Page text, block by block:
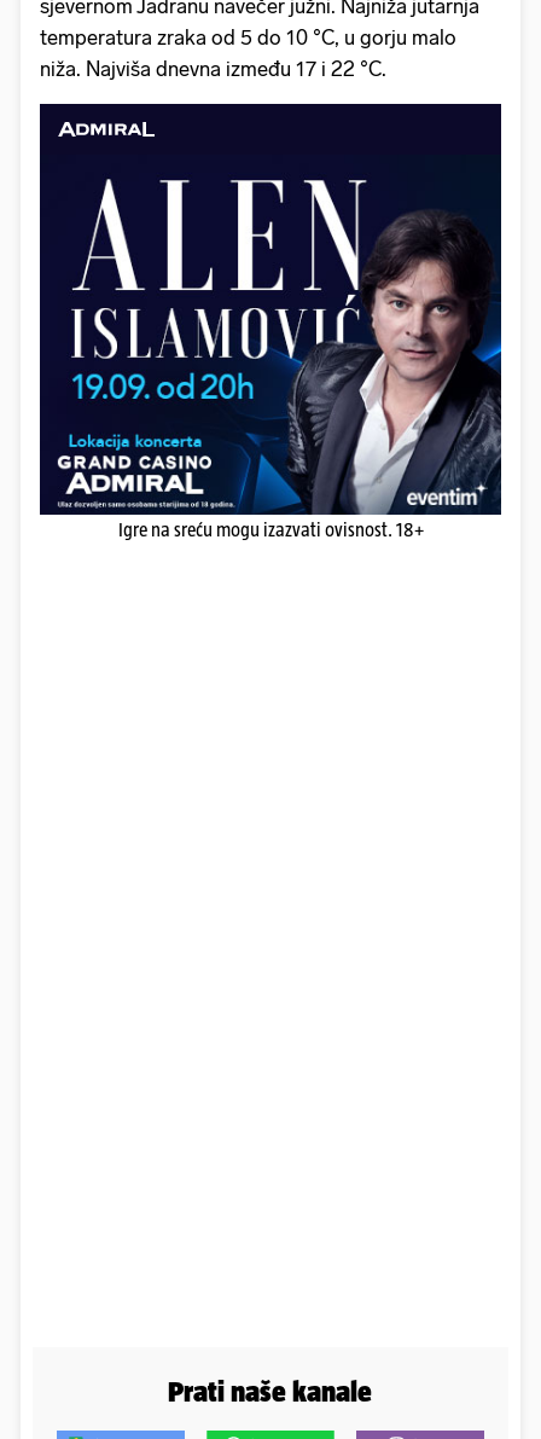
sjevernom Jadranu navečer južni. Najniža jutarnja
temperatura zraka od 5 do 10 °C, u gorju malo
niža. Najviša dnevna između 17 i 22 °C.
Igre na sreću mogu izazvati ovisnost. 18+
Prati naše kanale